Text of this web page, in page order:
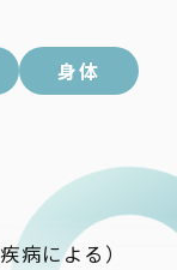
身体
病による）